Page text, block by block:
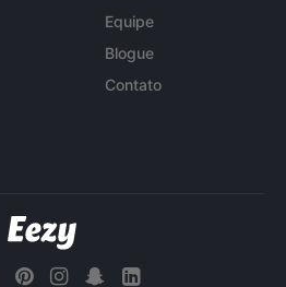
Equipe
Blogue
Contato